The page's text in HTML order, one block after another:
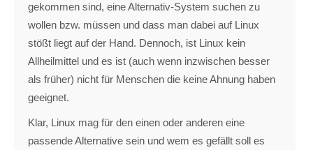
gekommen sind, eine Alternativ-System suchen zu
wollen bzw. müssen und dass man dabei auf Linux
stößt liegt auf der Hand. Dennoch, ist Linux kein
Allheilmittel und es ist (auch wenn inzwischen besser
als früher) nicht für Menschen die keine Ahnung haben
geeignet.
Klar, Linux mag für den einen oder anderen eine
passende Alternative sein und wem es gefällt soll es